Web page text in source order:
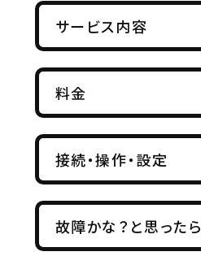
サービス内容
料金
接続・操作・設定
故障かな？と思ったら